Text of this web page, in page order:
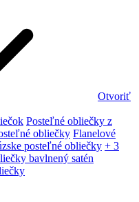
Otvoriť
Posteľné obliečky z
obliečky Flanelové
posteľné obliečky + 3
bavlnený satén